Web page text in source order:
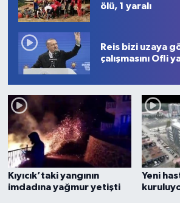
ölü, 1 yaralı
Reis bizi uzaya
çalışmasını Ofli
Kıyıcık’taki yangının
imdadına yağmur yetişti
Yeni